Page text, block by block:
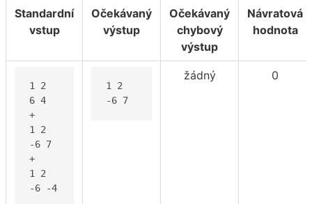
Standardní
vstup
Očekávaný
výstup
Očekávaný
chybový
výstup
Návratová
hodnota
1 2
6 4
+
1 2
-6 7
+
1 2
-6 -4
1 2
-6 7
žádný 0